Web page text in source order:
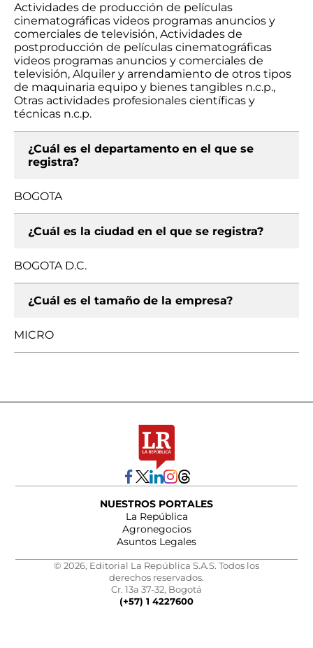
Actividades de producción de películas
cinematográficas videos programas anuncios y
comerciales de televisión, Actividades de
postproducción de películas cinematográficas
videos programas anuncios y comerciales de
televisión, Alquiler y arrendamiento de otros tipos
de maquinaria equipo y bienes tangibles n.c.p.,
Otras actividades profesionales científicas y
técnicas n.c.p.
¿Cuál es el departamento en el que se
registra?
BOGOTA
¿Cuál es la ciudad en el que se registra?
BOGOTA D.C.
¿Cuál es el tamaño de la empresa?
MICRO
NUESTROS PORTALES
La República
Agronegocios
Asuntos Legales
© 2026, Editorial La República S.A.S. Todos los
derechos reservados.
Cr. 13a 37-32, Bogotá
(+57) 1 4227600